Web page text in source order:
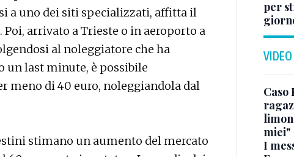
a uno dei siti specializzati, affitta il
arrivato a Trieste o in aeroporto a
al noleggiatore che ha
un last minute, è possibile
meno di 40 euro, noleggiandola dal
stimano un aumento del mercato
per
VIDEO
Caso
miei"
I